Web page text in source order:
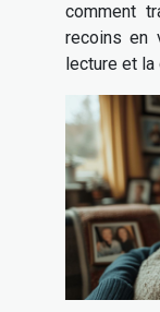
comment
recoins en
lecture et